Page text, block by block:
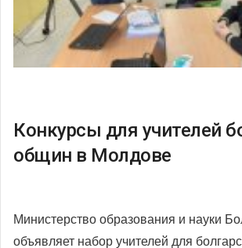
Конкурсы для учителей
общин в Молдове
Министерство образования и науки
объявляет набор учителей для